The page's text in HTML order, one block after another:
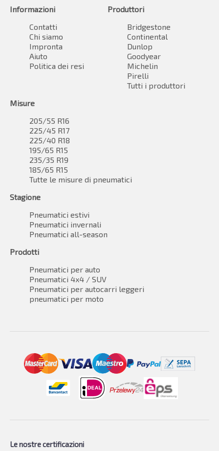
Informazioni
Contatti
Chi siamo
Impronta
Aiuto
Politica dei resi
Produttori
Bridgestone
Continental
Dunlop
Goodyear
Michelin
Pirelli
Tutti i produttori
Misure
205/55 R16
225/45 R17
225/40 R18
195/65 R15
235/35 R19
185/65 R15
Tutte le misure di pneumatici
Stagione
Pneumatici estivi
Pneumatici invernali
Pneumatici all-season
Prodotti
Pneumatici per auto
Pneumatici 4x4 / SUV
Pneumatici per autocarri leggeri
pneumatici per moto
Le nostre certificazioni